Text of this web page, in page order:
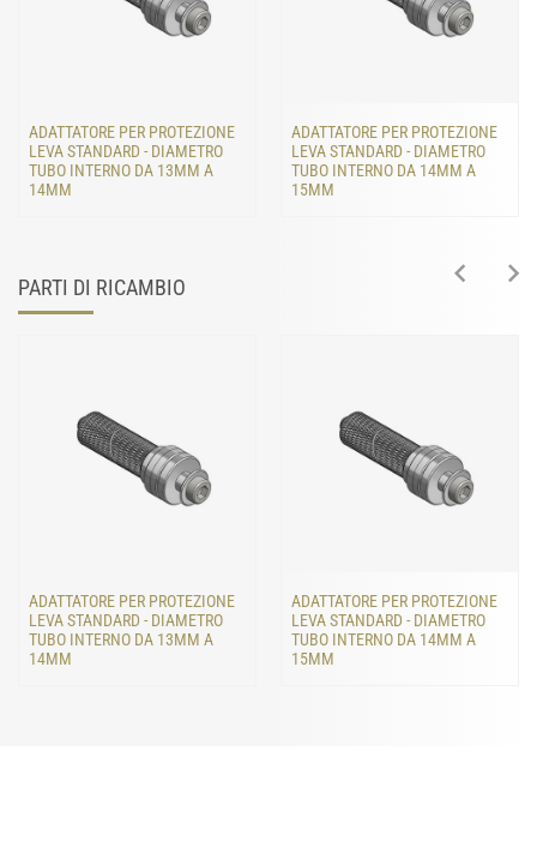
ADATTATORE PER PROTEZIONE
LEVA STANDARD - DIAMETRO
TUBO INTERNO DA 13MM A
14MM
ADATTATORE PER PROTEZIONE
LEVA STANDARD - DIAMETRO
TUBO INTERNO DA 14MM A
15MM
PARTI DI RICAMBIO
ADATTATORE PER PROTEZIONE
LEVA STANDARD - DIAMETRO
TUBO INTERNO DA 13MM A
14MM
ADATTATORE PER PROTEZIONE
LEVA STANDARD - DIAMETRO
TUBO INTERNO DA 14MM A
15MM